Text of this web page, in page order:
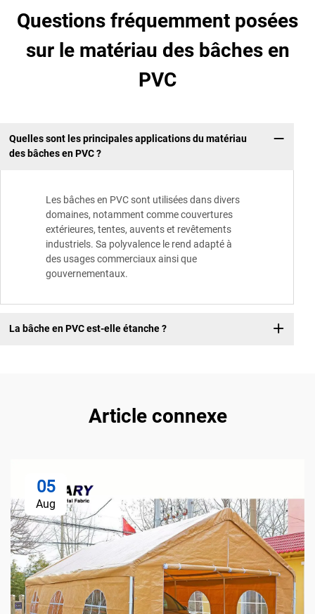
Questions fréquemment posées
sur le matériau des bâches en
PVC
Quelles sont les principales applications du matériau
des bâches en PVC ?
Les bâches en PVC sont utilisées dans divers
domaines, notamment comme couvertures
extérieures, tentes, auvents et revêtements
industriels. Sa polyvalence le rend adapté à
des usages commerciaux ainsi que
gouvernementaux.
La bâche en PVC est-elle étanche ?
Article connexe
05
Aug